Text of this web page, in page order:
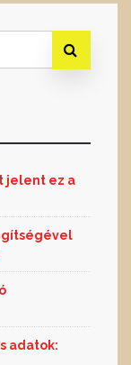
jelent ez a
adatok: